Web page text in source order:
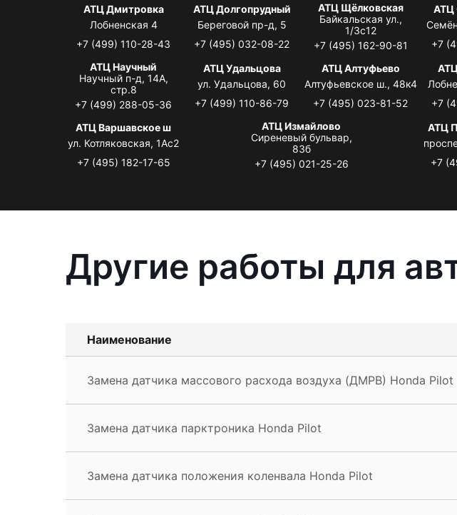
АТЦ Дмитровка
Лобненская 4
+7 (499) 110-28-43
АТЦ Долгопрудный
Береговой пр-д, 5
+7 (495) 032-08-22
АТЦ Щёлковская
Байкальская ул.,
1/3с12
+7 (495) 162-90-81
АТЦ
+7
АТЦ Научный
Научный п-д, 14А,
стр.8
+7 (499) 288-05-36
АТЦ Удальцова
ул. Удальцова, 60
+7 (499) 110-86-79
АТЦ Алтуфьево
Алтуфьевское ш., 48к4
+7 (495) 023-81-52
+7
АТЦ Варшавское ш
ул. Котляковская, 1Ас2
+7 (495) 182-17-65
АТЦ Измайлово
Сиреневый бульвар,
83б
+7 (495) 021-25-26
АТЦ
+7
Другие работы для
Наименование
Замена датчика массового расхода воздуха (ДМРВ) Honda Pilot
Замена датчика парктроника Honda Pilot
Замена датчика положения коленвала Honda Pilot